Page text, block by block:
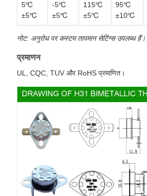
5℃
±5℃
-5℃
±5℃
115℃
±5℃
95℃
±10℃
नोट: अनुरोध पर कस्टम तापमान सेटिंग्स उपलब्ध हैं।
प्रमाणन
UL, CQC, TUV और RoHS प्रमाणित।